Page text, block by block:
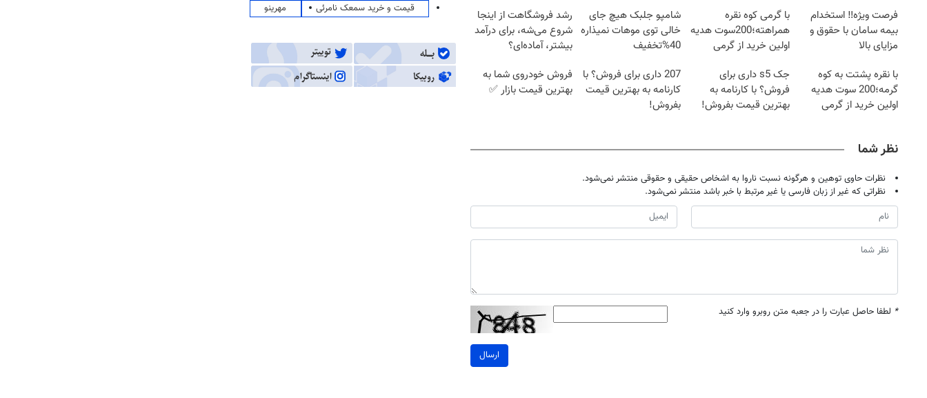
فرصت ویژه‼️ استخدام
بیمه سامان با حقوق و
مزایای بالا
با گرمی کوه نقره
همراهته؛200سوت هدیه
اولین خرید از گرمی
شامپو جلبک هیچ جای
خالی توی موهات نمیذاره
40%تخفیف
رشد فروشگاهت از اینجا
شروع می‌شه، برای درآمد
بیشتر، آماده‌ای؟
با نقره پشتت به کوه
گرمه؛200 سوت هدیه
اولین خرید از گرمی
جک s5 داری برای
فروش؟ با کارنامه به
بهترین قیمت بفروش!
207 داری برای فروش؟ با
کارنامه به بهترین قیمت
بفروش!
فروش خودروی شما به
بهترین قیمت بازار ✅
نظر شما
نظرات حاوی توهین و هرگونه نسبت ناروا به اشخاص حقیقی و حقوقی منتشر نمی‌شود.
نظراتی که غیر از زبان فارسی یا غیر مرتبط با خبر باشد منتشر نمی‌شود.
* لطفا حاصل عبارت را در جعبه متن روبرو وارد کنید
ارسال
قیمت و خرید سمعک نامرئی
مهرینو